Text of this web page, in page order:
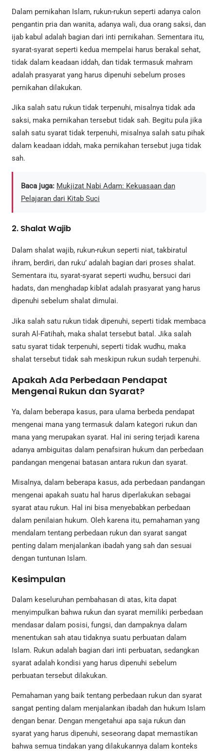
Dalam pernikahan Islam, rukun-rukun seperti adanya calon
pengantin pria dan wanita, adanya wali, dua orang saksi, dan
ijab kabul adalah bagian dari inti pernikahan. Sementara itu,
syarat-syarat seperti kedua mempelai harus berakal sehat,
tidak dalam keadaan iddah, dan tidak termasuk mahram
adalah prasyarat yang harus dipenuhi sebelum proses
pernikahan dilakukan.
Jika salah satu rukun tidak terpenuhi, misalnya tidak ada
saksi, maka pernikahan tersebut tidak sah. Begitu pula jika
salah satu syarat tidak terpenuhi, misalnya salah satu pihak
dalam keadaan iddah, maka pernikahan tersebut juga tidak
sah.
Baca juga: Mukjizat Nabi Adam: Kekuasaan dan
Pelajaran dari Kitab Suci
2. Shalat Wajib
Dalam shalat wajib, rukun-rukun seperti niat, takbiratul
ihram, berdiri, dan ruku’ adalah bagian dari proses shalat.
Sementara itu, syarat-syarat seperti wudhu, bersuci dari
hadats, dan menghadap kiblat adalah prasyarat yang harus
dipenuhi sebelum shalat dimulai.
Jika salah satu rukun tidak dipenuhi, seperti tidak membaca
surah Al-Fatihah, maka shalat tersebut batal. Jika salah
satu syarat tidak terpenuhi, seperti tidak wudhu, maka
shalat tersebut tidak sah meskipun rukun sudah terpenuhi.
Apakah Ada Perbedaan Pendapat
Mengenai Rukun dan Syarat?
Ya, dalam beberapa kasus, para ulama berbeda pendapat
mengenai mana yang termasuk dalam kategori rukun dan
mana yang merupakan syarat. Hal ini sering terjadi karena
adanya ambiguitas dalam penafsiran hukum dan perbedaan
pandangan mengenai batasan antara rukun dan syarat.
Misalnya, dalam beberapa kasus, ada perbedaan pandangan
mengenai apakah suatu hal harus diperlakukan sebagai
syarat atau rukun. Hal ini bisa menyebabkan perbedaan
dalam penilaian hukum. Oleh karena itu, pemahaman yang
mendalam tentang perbedaan rukun dan syarat sangat
penting dalam menjalankan ibadah yang sah dan sesuai
dengan tuntunan Islam.
Kesimpulan
Dalam keseluruhan pembahasan di atas, kita dapat
menyimpulkan bahwa rukun dan syarat memiliki perbedaan
mendasar dalam posisi, fungsi, dan dampaknya dalam
menentukan sah atau tidaknya suatu perbuatan dalam
Islam. Rukun adalah bagian dari inti perbuatan, sedangkan
syarat adalah kondisi yang harus dipenuhi sebelum
perbuatan tersebut dilakukan.
Pemahaman yang baik tentang perbedaan rukun dan syarat
sangat penting dalam menjalankan ibadah dan hukum Islam
dengan benar. Dengan mengetahui apa saja rukun dan
syarat yang harus dipenuhi, seseorang dapat memastikan
bahwa semua tindakan yang dilakukannya dalam konteks